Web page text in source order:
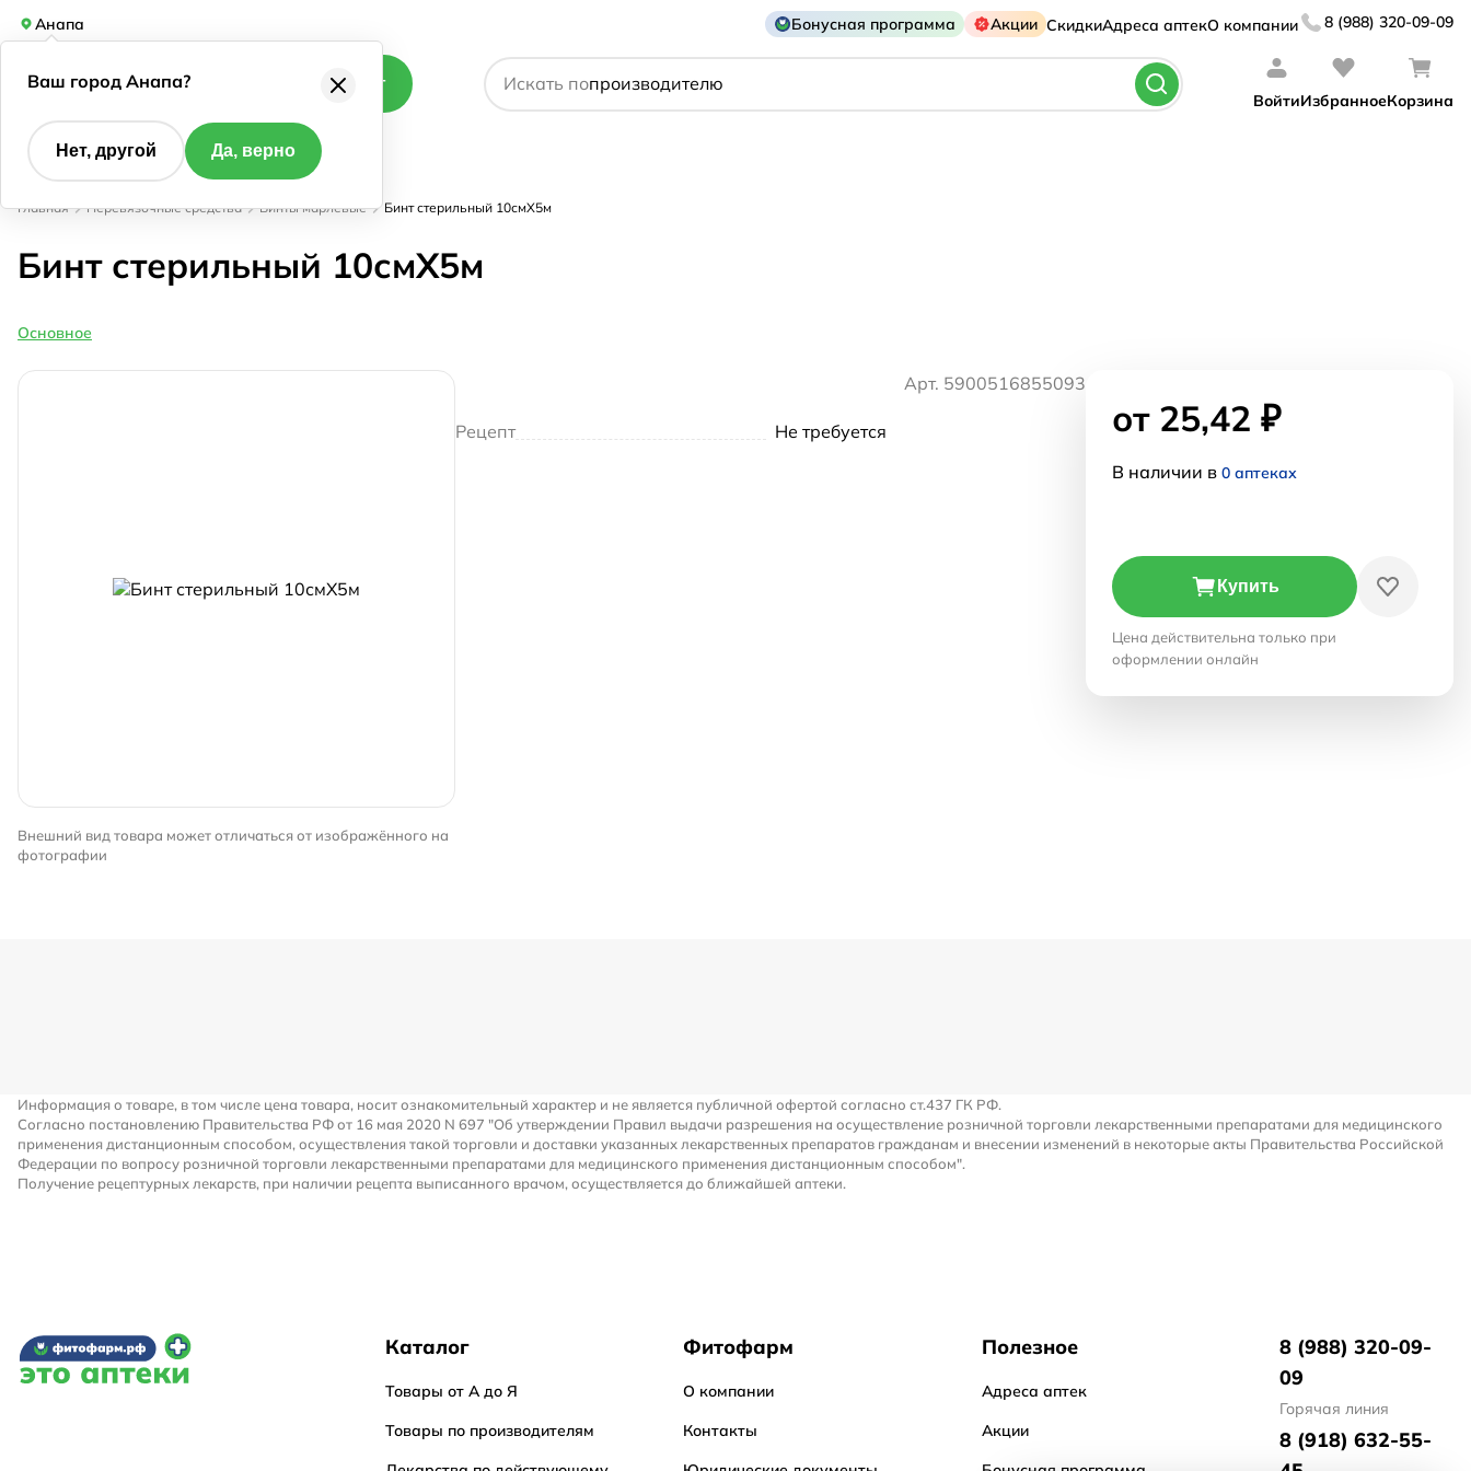
Анапа Бонусная программа Акции СкидкиАдреса аптекО компании 8 (988) 320-09-09
Каталог Искать по
действующему веществу
производителю
ВойтиИзбранноеКорзина
Главная Перевязочные средства Бинты марлевые Бинт стерильный 10смX5м
Бинт стерильный 10смX5м
Основное
Внешний вид товара может отличаться от изображённого на
фотографии
Арт. 5900516855093
Рецепт Не требуется от 25,42 ₽
В наличии в 0 аптеках
Купить
Цена действительна только при
оформлении онлайн
Информация о товаре, в том числе цена товара, носит ознакомительный характер и не является публичной офертой согласно ст.437 ГК РФ.
Согласно постановлению Правительства РФ от 16 мая 2020 N 697 "Об утверждении Правил выдачи разрешения на осуществление розничной торговли лекарственными препаратами для медицинского
применения дистанционным способом, осуществления такой торговли и доставки указанных лекарственных препаратов гражданам и внесении изменений в некоторые акты Правительства Российской
Федерации по вопросу розничной торговли лекарственными препаратами для медицинского применения дистанционным способом".
Получение рецептурных лекарств, при наличии рецепта выписанного врачом, осуществляется до ближайшей аптеки.
Каталог
Товары от А до Я
Товары по производителям
Фитофарм
О компании
Контакты
Полезное
Адреса аптек
Акции
8 (988) 320-09-
09
Горячая линия
8 (918) 632-55-
Ваш город Анапа?
Нет, другой Да, верно